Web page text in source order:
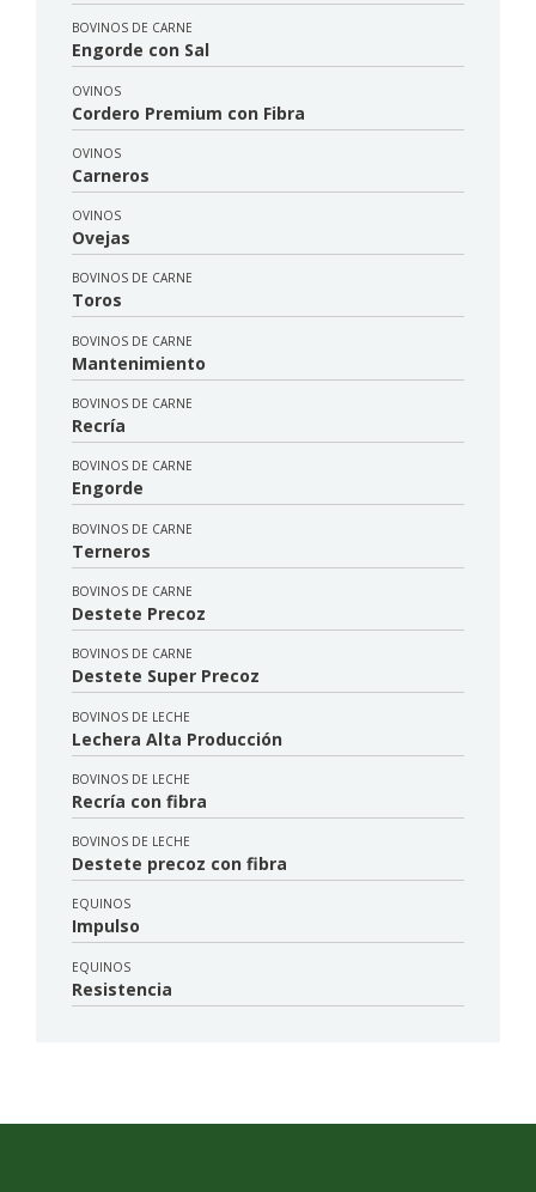
BOVINOS DE CARNE
Engorde con Sal
OVINOS
Cordero Premium con Fibra
OVINOS
Carneros
OVINOS
Ovejas
BOVINOS DE CARNE
Toros
BOVINOS DE CARNE
Mantenimiento
BOVINOS DE CARNE
Recría
BOVINOS DE CARNE
Engorde
BOVINOS DE CARNE
Terneros
BOVINOS DE CARNE
Destete Precoz
BOVINOS DE CARNE
Destete Super Precoz
BOVINOS DE LECHE
Lechera Alta Producción
BOVINOS DE LECHE
Recría con fibra
BOVINOS DE LECHE
Destete precoz con fibra
EQUINOS
Impulso
EQUINOS
Resistencia